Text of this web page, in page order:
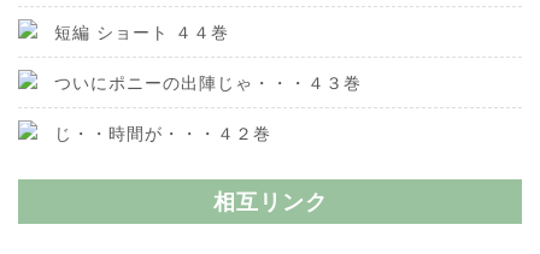
短編 ショート ４４巻
ついにポニーの出陣じゃ・・・４３巻
じ・・時間が・・・４２巻
相互リンク